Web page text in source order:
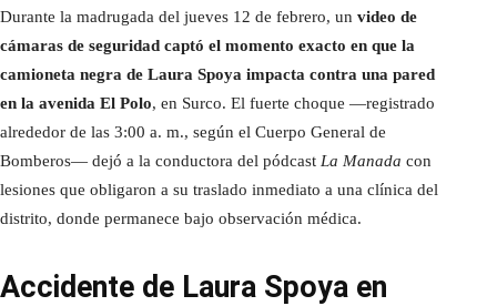
Durante la madrugada del jueves 12 de febrero, un video de
cámaras de seguridad captó el momento exacto en que la
camioneta negra de Laura Spoya impacta contra una pared
en la avenida El Polo, en Surco. El fuerte choque —registrado
alrededor de las 3:00 a. m., según el Cuerpo General de
Bomberos— dejó a la conductora del pódcast La Manada con
lesiones que obligaron a su traslado inmediato a una clínica del
distrito, donde permanece bajo observación médica.
Accidente de Laura Spoya en